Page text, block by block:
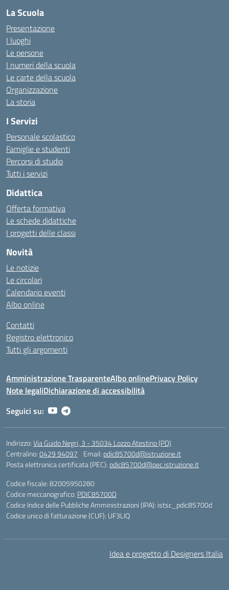
La Scuola
Presentazione
I luoghi
Le persone
I numeri della scuola
Le carte della scuola
Organizzazione
La storia
I Servizi
Personale scolastico
Famiglie e studenti
Percorsi di studio
Tutti i servizi
Didattica
Offerta formativa
Le schede didattiche
I progetti delle classi
Novità
Le notizie
Le circolari
Calendario eventi
Albo online
Contatti
Registro elettronico
Tutti gli argomenti
Amministrazione TrasparenteAlbo onlinePrivacy Policy
Note legaliDichiarazione di accessibilità
Seguici su:
Indirizzo:Via Guido Negri, 3 - 35034 Lozzo Atestino (PD)
Centralino:0429 94097 Email: pdic85700d@istruzione.it
Posta elettronica certificata (PEC): pdic85700d@pec.istruzione.it
Codice fiscale: 82005950280
Codice meccanografico: PDIC85700D
Codice Indice delle Pubbliche Amministrazioni (IPA): istsc_pdic85700d
Codice unico di fatturazione (CUF): UF3LIQ
Idea e progetto di Designers Italia